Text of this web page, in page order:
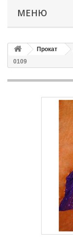
МЕНЮ
Прокат
0109